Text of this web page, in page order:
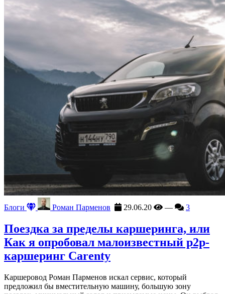
Блоги Роман Парменов 29.06.20 — 3
Поездка за пределы каршеринга, или
Как я опробовал малоизвестный p2p-
каршеринг Carenty
Каршеровод Роман Парменов искал сервис, который
предложил бы вместительную машину, большую зону